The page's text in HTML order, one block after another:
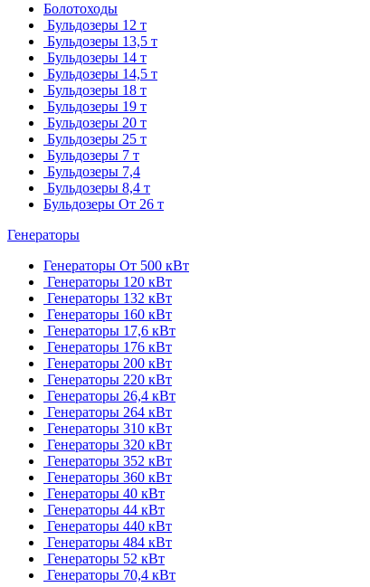
Болотоходы
Бульдозеры 12 т
Бульдозеры 13,5 т
Бульдозеры 14 т
Бульдозеры 14,5 т
Бульдозеры 18 т
Бульдозеры 19 т
Бульдозеры 20 т
Бульдозеры 25 т
Бульдозеры 7 т
Бульдозеры 7,4
Бульдозеры 8,4 т
Бульдозеры От 26 т
Генераторы
Генераторы От 500 кВт
Генераторы 120 кВт
Генераторы 132 кВт
Генераторы 160 кВт
Генераторы 17,6 кВт
Генераторы 176 кВт
Генераторы 200 кВт
Генераторы 220 кВт
Генераторы 26,4 кВт
Генераторы 264 кВт
Генераторы 310 кВт
Генераторы 320 кВт
Генераторы 352 кВт
Генераторы 360 кВт
Генераторы 40 кВт
Генераторы 44 кВт
Генераторы 440 кВт
Генераторы 484 кВт
Генераторы 52 кВт
Генераторы 70,4 кВт